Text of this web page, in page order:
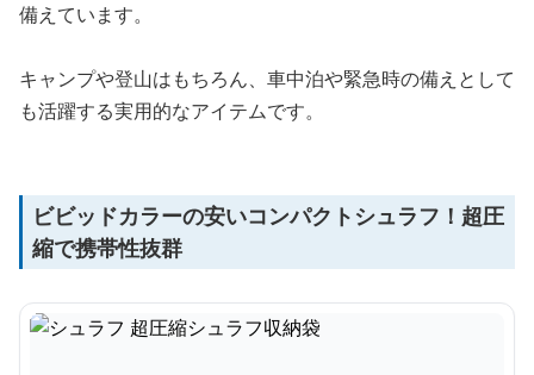
備えています。
キャンプや登山はもちろん、車中泊や緊急時の備えとして
も活躍する実用的なアイテムです。
ビビッドカラーの安いコンパクトシュラフ！超圧
縮で携帯性抜群